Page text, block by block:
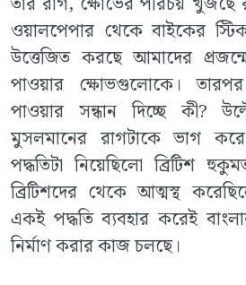
ওয়ালপেপার থেকে বাইকের
উত্তেজিত করছে আমাদের
পাওয়ার ক্ষোভগুলোকে।
পাওয়ার সন্ধান দিচ্ছে কী?
মুসলমানের রাগটাকে ভাগ
পদ্ধতিটা নিয়েছিলো ব্রিটিশ
ব্রিটিশদের থেকে আত্মস্থ
একই পদ্ধতি ব্যবহার করেই
নির্মাণ করার কাজ চলছে।